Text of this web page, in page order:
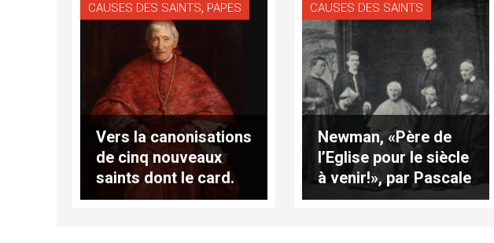
CAUSES DES SAINTS, PAPES
Vers la canonisations
de cinq nouveaux
saints dont le card.
Newman et
CAUSES DES SAINTS
Newman, «Père de
l’Eglise pour le siècle
à venir!», par Pascale
Vincette